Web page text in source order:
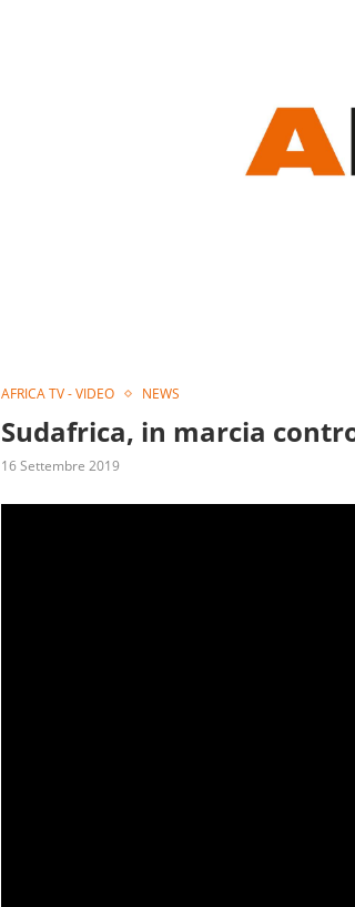
AFRICA TV - VIDEO NEWS
Sudafrica, in marcia
16 Settembre 2019